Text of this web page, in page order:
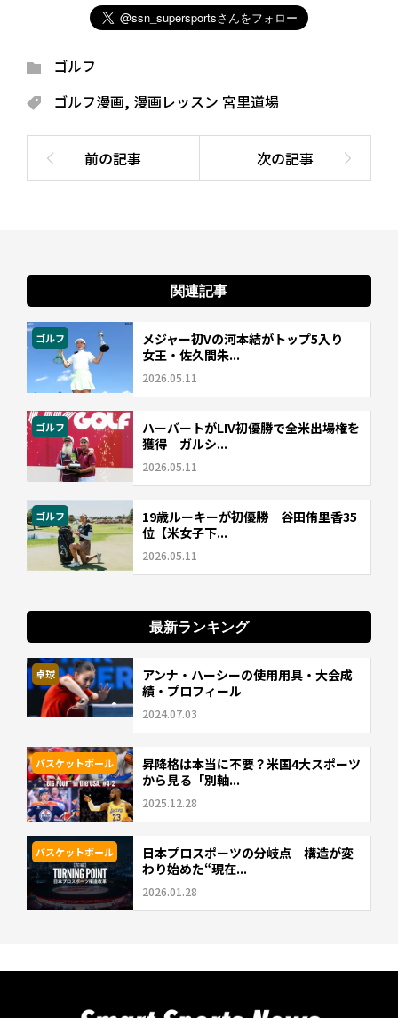
ゴルフ
ゴルフ漫画, 漫画レッスン 宮里道場
関連記事
ゴルフ
メジャー初Vの河本結がトップ5入り
女王・佐久間朱...
2026.05.11
ゴルフ
ハーバートがLIV初優勝で全米出場権を
獲得 ガルシ...
2026.05.11
ゴルフ
19歳ルーキーが初優勝 谷田侑里香35
位【米女子下...
2026.05.11
最新ランキング
卓球
アンナ・ハーシーの使用用具・大会成
績・プロフィール
2024.07.03
バスケットボール
昇降格は本当に不要？米国4大スポーツ
から見る「別軸...
2025.12.28
バスケットボール
日本プロスポーツの分岐点｜構造が変
わり始めた“現在...
2026.01.28